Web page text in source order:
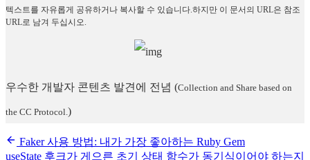
텍스트를 자유롭게 공유하거나 복사할 수 있습니다.하지만 이 문서의 URL은 참조
URL로 남겨 두십시오.
우수한 개발자 콘텐츠 발견에 전념 (Collection and Share based on
the CC Protocol. )
Faker 사용 방법: 내가 가장 좋아하는 Ruby Gem
useState 후크가 게으른 초기 상태 함수가 동기식이어야 하는지